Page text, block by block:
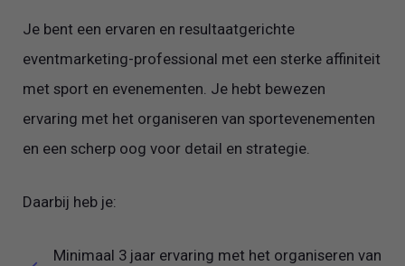
Je bent een ervaren en resultaatgerichte
eventmarketing-professional met een sterke affiniteit
met sport en evenementen. Je hebt bewezen
ervaring met het organiseren van sportevenementen
en een scherp oog voor detail en strategie.
Daarbij heb je:
Minimaal 3 jaar ervaring met het organiseren van